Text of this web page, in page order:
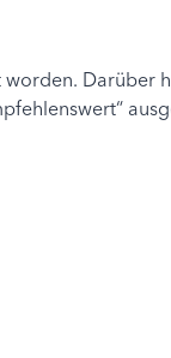
worden. Darüber